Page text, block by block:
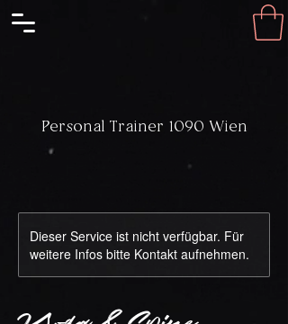
Personal Trainer 1090 Wien
Dieser Service ist nicht verfügbar. Für
weitere Infos bitte Kontakt aufnehmen.